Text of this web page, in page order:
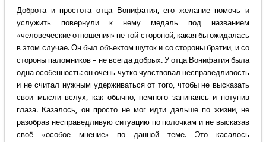
Доброта и простота отца Вонифатия, его желание помочь и
услужить повернули к нему медаль под названием
«человеческие отношения» не той стороной, какая бы ожидалась
в этом случае. Он был объектом шуток и со стороны братии, и со
стороны паломников – не всегда добрых. У отца Вонифатия была
одна особенность: он очень чутко чувствовал несправедливость
и не считал нужным удерживаться от того, чтобы не высказать
свои мысли вслух, как обычно, немного запинаясь и потупив
глаза. Казалось, он просто не мог идти дальше по жизни, не
разобрав несправедливую ситуацию по полочкам и не высказав
своё «особое мнение» по данной теме. Это касалось